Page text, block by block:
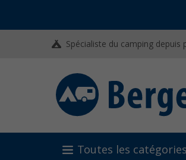
Spécialiste du camping depuis
Toutes les catégories